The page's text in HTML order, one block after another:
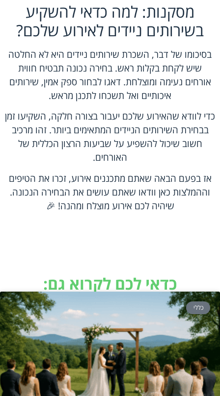
מסקנות: למה כדאי להשקיע
בשירותים ניידים לאירוע שלכם?
בסיכומו של דבר, השכרת שירותים ניידים היא לא החלטה
שיש לקחת בקלות ראש. בחירה נכונה תבטיח חווית
אורחים נעימה ומוצלחת. דאגו לבחור ספק אמין, שירותים
איכותיים ואל תשכחו לתכנן מראש.
כדי לוודא שהאירוע שלכם יעבור בצורה חלקה, השקיעו זמן
בבחירת השירותים הניידים המתאימים ביותר. זהו מרכיב
חשוב שיכול להשפיע על שביעות הרצון הכללית של
האורחים.
אז בפעם הבאה שאתם מתכננים אירוע, זכרו את הטיפים
וההמלצות כאן וודאו שאתם עושים את הבחירה הנכונה.
שיהיה לכם אירוע מוצלח ומהנה! 🎉
כדאי לכם לקרוא גם:
כללי